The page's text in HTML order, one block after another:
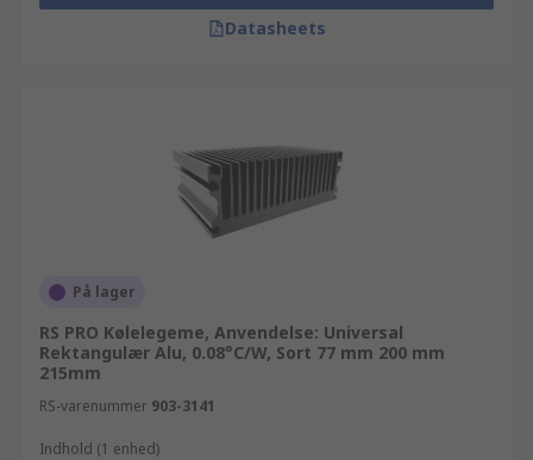
Datasheets
På lager
RS PRO Kølelegeme, Anvendelse: Universal
Rektangulær Alu, 0.08°C/W, Sort 77 mm 200 mm
215mm
RS-varenummer 903-3141
Indhold (1 enhed)